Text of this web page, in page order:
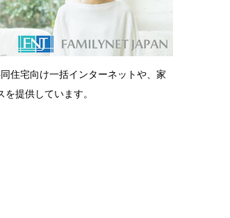
住宅向け一括インターネットや、家
提供しています。